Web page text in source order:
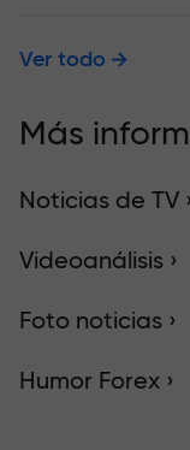
Ver todo
Más
Noticias de TV ›
Videoanálisis ›
Foto noticias ›
Humor Forex ›